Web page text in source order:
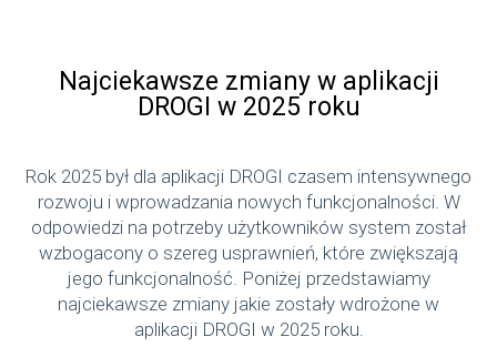
Najciekawsze zmiany w aplikacji
DROGI w 2025 roku
Rok 2025 był dla aplikacji DROGI czasem intensywnego
rozwoju i wprowadzania nowych funkcjonalności. W
odpowiedzi na potrzeby użytkowników system został
wzbogacony o szereg usprawnień, które zwiększają
jego funkcjonalność. Poniżej przedstawiamy
najciekawsze zmiany jakie zostały wdrożone w
aplikacji DROGI w 2025 roku.